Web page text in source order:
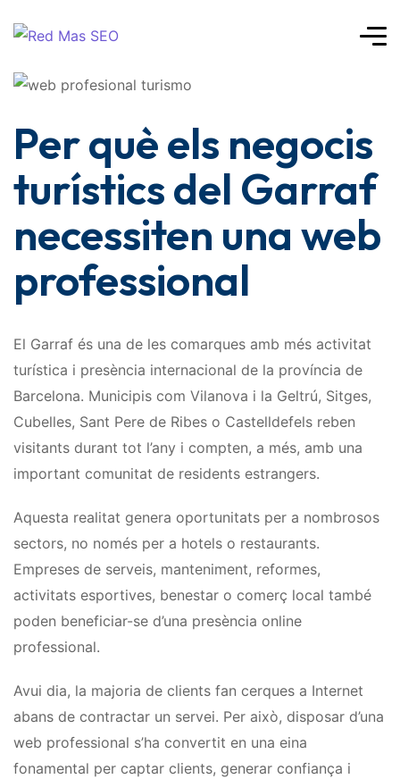
Per què els negocis
turístics del Garraf
necessiten una web
professional
El Garraf és una de les comarques amb més activitat
turística i presència internacional de la província de
Barcelona. Municipis com Vilanova i la Geltrú, Sitges,
Cubelles, Sant Pere de Ribes o Castelldefels reben
visitants durant tot l’any i compten, a més, amb una
important comunitat de residents estrangers.
Aquesta realitat genera oportunitats per a nombrosos
sectors, no només per a hotels o restaurants.
Empreses de serveis, manteniment, reformes,
activitats esportives, benestar o comerç local també
poden beneficiar-se d’una presència online
professional.
Avui dia, la majoria de clients fan cerques a Internet
abans de contractar un servei. Per això, disposar d’una
web professional s’ha convertit en una eina
fonamental per captar clients, generar confiança i